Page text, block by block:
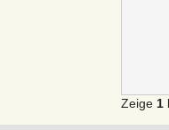
Zeige 1